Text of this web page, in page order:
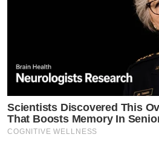
Scientists Discovered This
That Boosts Memory In
COGNITIVE WELLNESS